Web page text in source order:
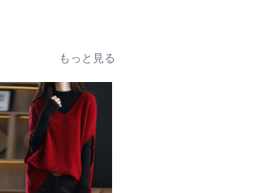
もっと見る